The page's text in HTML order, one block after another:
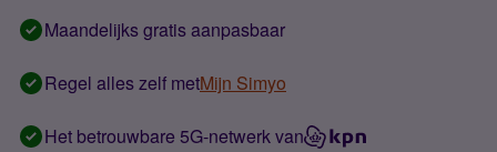
Maandelijks gratis aanpasbaar
Regel alles zelf metMijn Simyo
Het betrouwbare 5G-netwerk van